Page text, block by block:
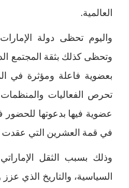
العالمية.
واليوم تحظى دولة الإمارات
وتحظى كذلك بثقة المجتمع
بعضوية فاعلة ومؤثرة في
تحرص الفعاليات والمنظمات
عضوية فيها بدعوتها للحضور
في قمة العشرين التي عقدت
وذلك بسبب الثقل
السياسية، والتاريخ الذي